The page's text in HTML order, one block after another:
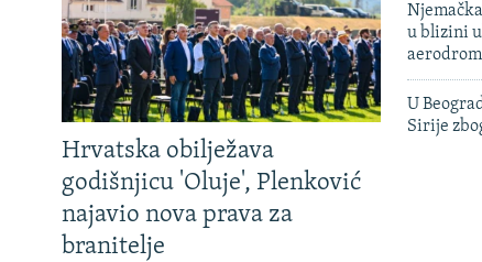
Hrvatska obilježava
godišnjicu 'Oluje', Plenković
najavio nova prava za
branitelje
u blizini
U
Sirije